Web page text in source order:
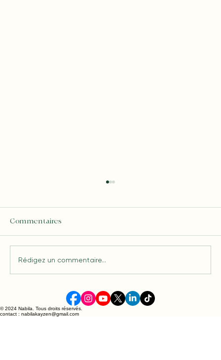
Comprendre les tarifs guidance
spirituelle : ce qu’il faut savoir
Commentaires
Rédigez un commentaire...
© 2024 Nabila. Tous droits réservés.
contact : nabilakayzen@gmail.com